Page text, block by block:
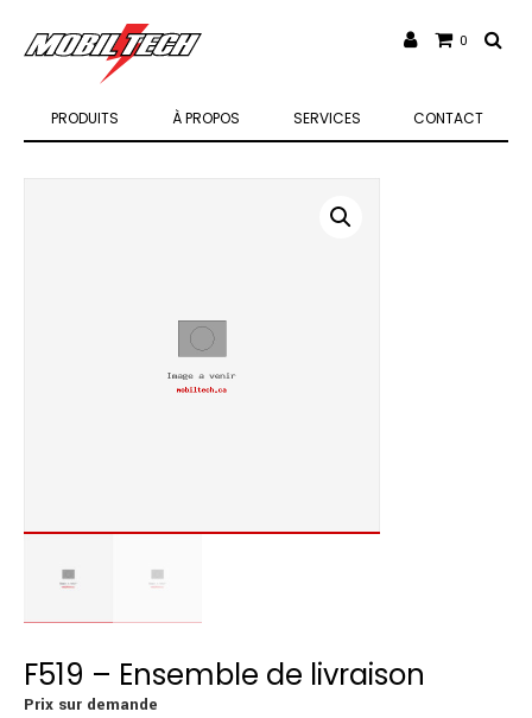
PRODUITS À PROPOS SERVICES CONTACT
0
F519 – Ensemble de livraison
Prix sur demande